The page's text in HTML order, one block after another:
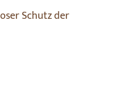
Schutz der